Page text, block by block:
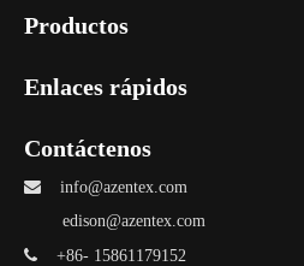
Productos
Enlaces rápidos
Contáctenos

info@azentex.com
edison@azentex.com
 +86- 15861179152